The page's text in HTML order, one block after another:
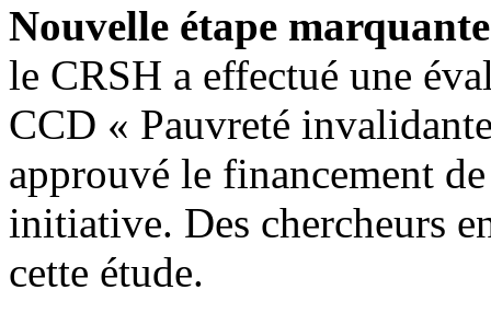
Nouvelle étape
le CRSH a effectué une
CCD « Pauvreté
approuvé le financement
initiative. Des chercheurs
cette étude.